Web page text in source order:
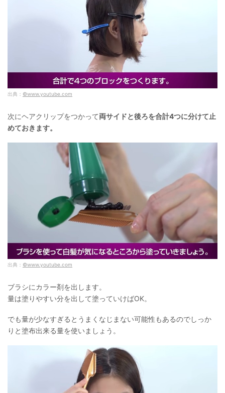
出典： ©www.youtube.com
次にヘアクリップをつかって両サイドと後ろを合計4つに分けて止
めておきます。
出典： ©www.youtube.com
ブラシにカラー剤を出します。
量は塗りやすい分を出して塗っていけばOK。
でも量が少なすぎるとうまくなじまない可能性もあるのでしっか
りと塗布出来る量を使いましょう。